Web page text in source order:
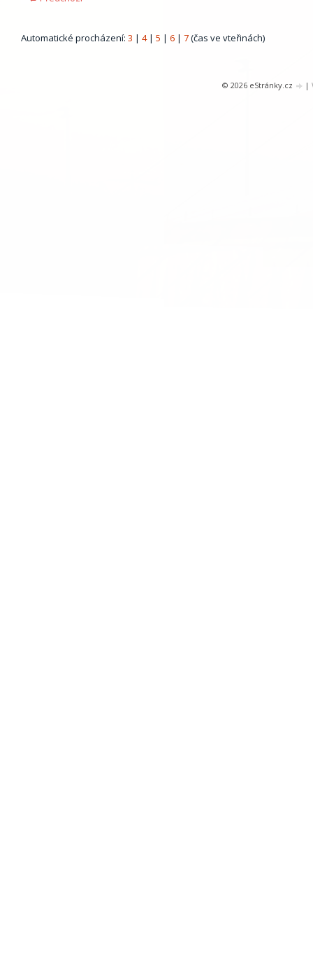
Automatické procházení: 3 | 4| 5 | 6 | 7(čas ve vteřinách)
© 2026 eStránky.cz |